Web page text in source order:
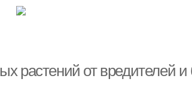
растений от вредителей